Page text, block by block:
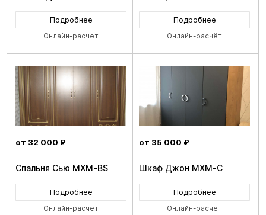
Подробнее
Онлайн-расчёт
Подробнее
Онлайн-расчёт
от 32 000 ₽
Спальня Сью MXM-BS
Подробнее
Онлайн-расчёт
от 35 000 ₽
Шкаф Джон MXM-C
Подробнее
Онлайн-расчёт